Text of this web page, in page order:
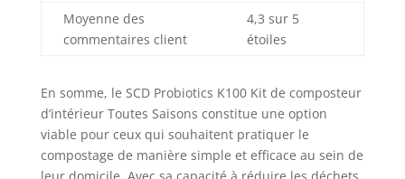
Moyenne des
commentaires client
4,3 sur 5
étoiles
En somme, le SCD Probiotics K100 Kit de composteur
d’intérieur Toutes Saisons constitue une option
viable pour ceux qui souhaitent pratiquer le
compostage de manière simple et efficace au sein de